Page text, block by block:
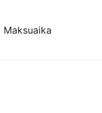
Maksuaika